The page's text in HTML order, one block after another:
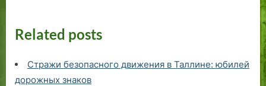
Related posts
Стражи безопасного движения в Таллине: юбилей
дорожных знаков